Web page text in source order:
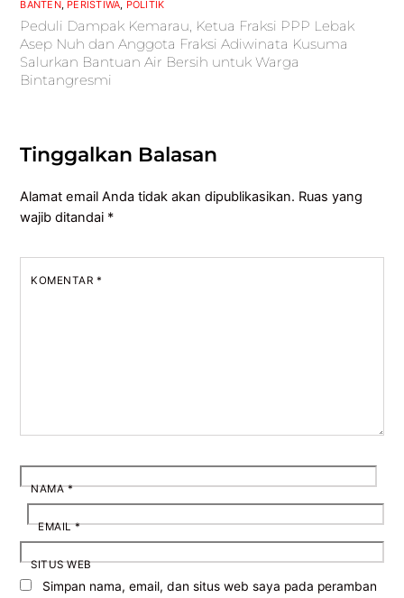
BANTEN, PERISTIWA POLITIK
Peduli Dampak Kemarau, Ketua Fraksi PPP Lebak
Asep Nuh dan Anggota Fraksi Adiwinata Kusuma
Salurkan Bantuan Air Bersih untuk Warga
Bintangresmi
Tinggalkan Balasan
Alamat email Anda tidak akan dipublikasikan. Ruas yang
wajib ditandai *
KOMENTAR *
NAMA*
EMAIL*
SITUS WEB
Simpan nama, email, dan situs web saya pada peramban